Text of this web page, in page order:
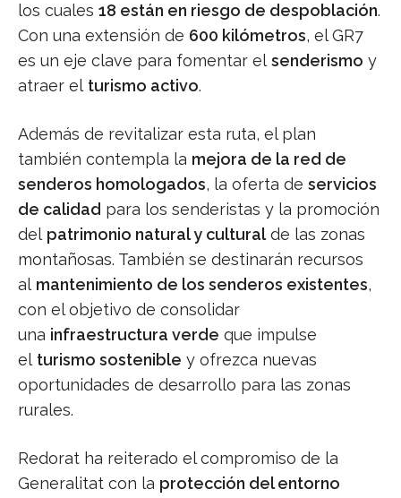
los cuales 18 están en riesgo de despoblación.
Con una extensión de 600 kilómetros, el GR7
es un eje clave para fomentar el senderismo y
atraer el turismo activo.
Además de revitalizar esta ruta, el plan
también contempla la mejora de la red de
senderos homologados, la oferta de servicios
de calidad para los senderistas y la promoción
del patrimonio natural y culturalde las zonas
montañosas. También se destinarán recursos
al mantenimiento de los senderos existentes,
con el objetivo de consolidar
una infraestructura verde que impulse
el turismo sostenible y ofrezca nuevas
oportunidades de desarrollo para las zonas
rurales.
Redorat ha reiterado el compromiso de la
Generalitat con la protección del entorno